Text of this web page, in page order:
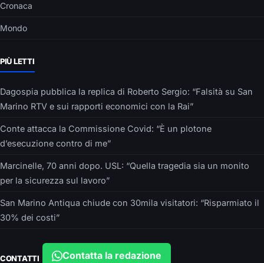
Cronaca
Mondo
PIÙ LETTI
Dagospia pubblica la replica di Roberto Sergio: “Falsità su San
Marino RTV e sui rapporti economici con la Rai”
Conte attacca la Commissione Covid: “È un plotone
d’esecuzione contro di me”
Marcinelle, 70 anni dopo. USL: “Quella tragedia sia un monito
per la sicurezza sul lavoro”
San Marino Antiqua chiude con 30mila visitatori: “Risparmiato il
30% dei costi”
CONTATTI Contatta la redazione